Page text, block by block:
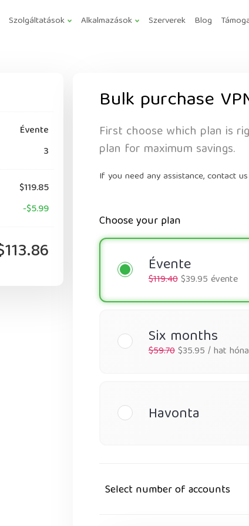
Szolgáltatások Alkalmazások Szerverek Blog
Évente
3
$119.85
-$5.99
Bulk purchase
First choose which plan is
plan for maximum savings.
If you need any assistance, contact
Choose your plan
Évente
$119.40$39.95 évente
Six months
$59.70$35.95 / hat
Havonta
Select number of accounts